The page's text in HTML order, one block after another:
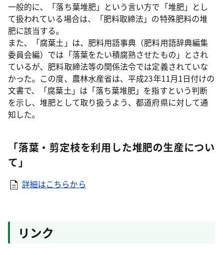
一般的に、「落ち葉堆肥」という言い方で「堆肥」とし
て扱われている場合は、「肥料取締法」の特殊肥料の堆
肥に該当する。
また、「腐葉土」は、肥料用語事典（肥料用語辞典編集
委員会編）では「落葉をたい積腐熟させたもの」とされ
ているが、肥料取締法等の関係法令では定義されていな
かった。この度、農林水産省は、平成23年11月1日付けの
文書で、「腐葉土」は「落ち葉堆肥」を指すという判断
を示し、堆肥として取り扱うよう、都道府県に対して通
知した。
「落葉・剪定枝を利用した堆肥の生産につい
て」
詳細はこちらから
リンク